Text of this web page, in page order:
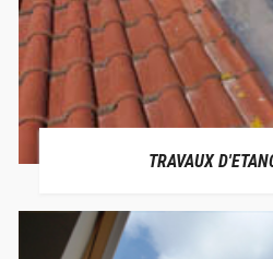
TRAVAUX